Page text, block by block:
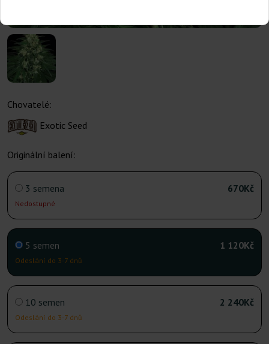
Chovatelé:
Exotic Seed
Originální balení:
3 semena
Nedostupné
670Kč
5 semen
Odeslání do 3-7 dnů
1 120Kč
10 semen
Odeslání do 3-7 dnů
2 240Kč